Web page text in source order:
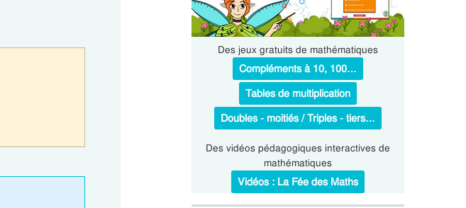
Des jeux gratuits de mathématiques
Compléments à 10, 100…
Tables de multiplication
Doubles - moitiés / Triples - tiers…
Des vidéos pédagogiques interactives de
mathématiques
Vidéos : La Fée des Maths